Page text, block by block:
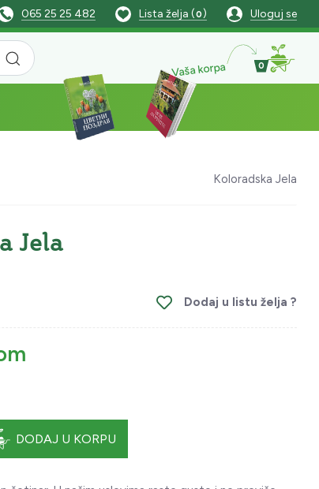
065 25 25 482 Lista želja (0 ) Uloguj se
Vaša korpa 0
Koloradska Jela
Jela
Dodaj u listu želja ?
DODAJ U KORPU